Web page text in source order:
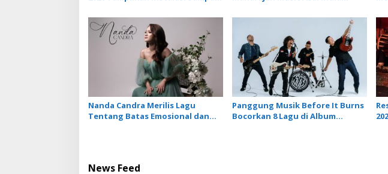
Lagu Terbarunya
Nanda Candra Merilis Lagu
Tentang Batas Emosional dan
Panggung Musik Before It Burns
Bocorkan 8 Lagu di Album
News Feed